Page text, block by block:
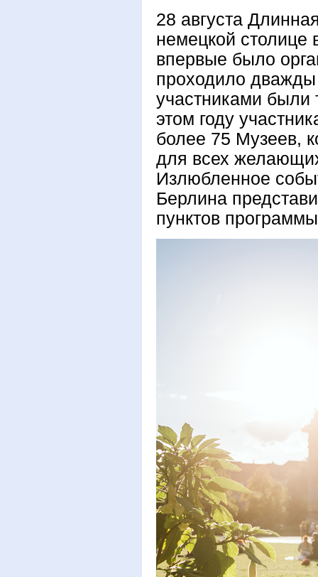
28 августа
немецкой столице
впервые было
проходило дважды
участниками были
этом году
более 75 Музеев,
для всех
Излюбленное
Берлина
пунктов